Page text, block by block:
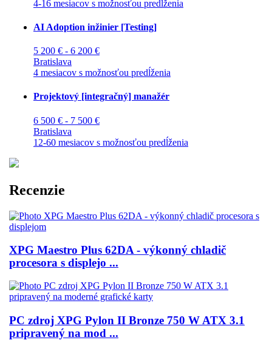
4-16 mesiacov s možnosťou predĺženia
AI Adoption inžinier [Testing]
5 200 € - 6 200 €
Bratislava
4 mesiacov s možnosťou predĺženia
Projektový [integračný] manažér
6 500 € - 7 500 €
Bratislava
12-60 mesiacov s možnosťou predĺženia
Recenzie
XPG Maestro Plus 62DA - výkonný chladič
procesora s displejo ...
PC zdroj XPG Pylon II Bronze 750 W ATX 3.1
pripravený na mod ...